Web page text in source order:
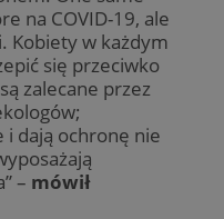
na COVID-19, ale
Kobiety w każdym
się przeciwko
zalecane przez
i dają ochronę nie
– mówił